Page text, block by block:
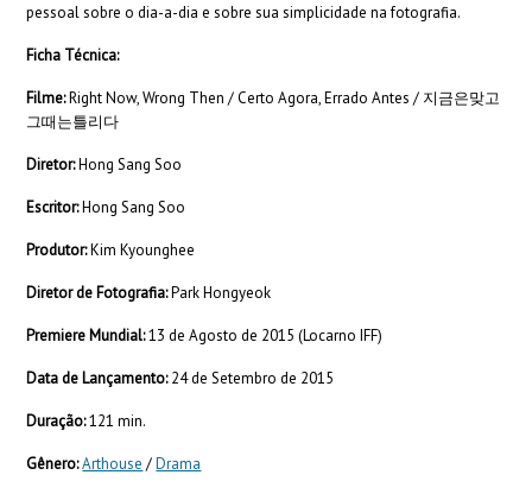
pessoal sobre o dia-a-dia e sobre sua simplicidade na fotografia.
Ficha Técnica:
Filme:Right Now, Wrong Then / Certo Agora, Errado Antes / 지금은맞고
그때는틀리다
Diretor:Hong Sang Soo
Escritor:Hong Sang Soo
Produtor:Kim Kyounghee
Diretor de Fotografia:Park Hongyeok
Premiere Mundial:13 de Agosto de 2015 (Locarno IFF)
Data de Lançamento:24 de Setembro de 2015
Duração:121 min.
Gênero:Arthouse /Drama